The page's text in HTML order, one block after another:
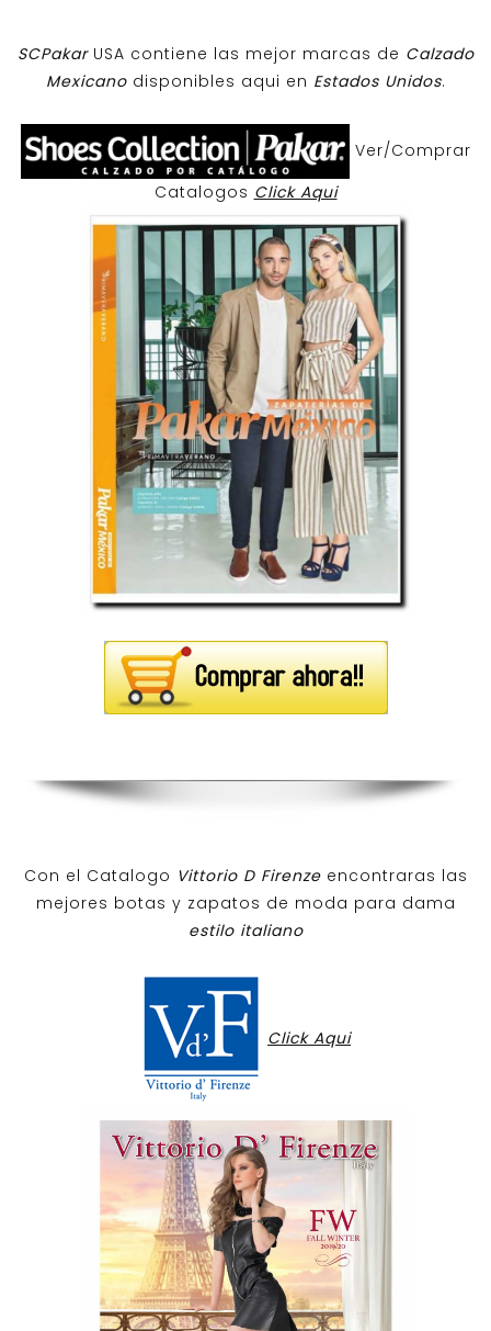
SCPakar USA contiene las mejor marcas de Calzado
Mexicanodisponibles aqui en Estados Unidos.
Ver/Comprar
Catalogos Click Aqui
Con el Catalogo Vittorio D Firenzeencontraras las
mejores botas y zapatos de moda para dama
estilo italiano
Click Aqui